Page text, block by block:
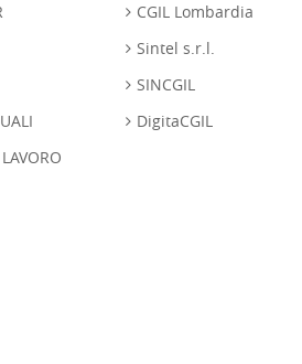
CGIL Lombardia
Sintel s.r.l.
SINCGIL
DigitaCGIL